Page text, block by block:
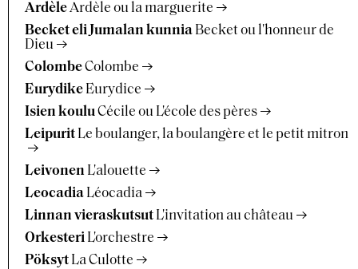
ArdèleArdèle ou la marguerite
Becket eli Jumalan kunnia Becket ou l'honneur de
Dieu
ColombeColombe
Eurydike Eurydice
Isien kouluCécile ou L'école des pères
Leipurit Le boulanger, la boulangère et le petit mitron
Leivonen L'alouette
Leocadia Léocadia
Linnan vieraskutsut L'invitation au château
Orkesteri L'orchestre
Pöksyt La Culotte